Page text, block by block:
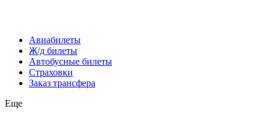
Авиабилеты
Ж/д билеты
Автобусные билеты
Страховки
Заказ трансфера
Еще